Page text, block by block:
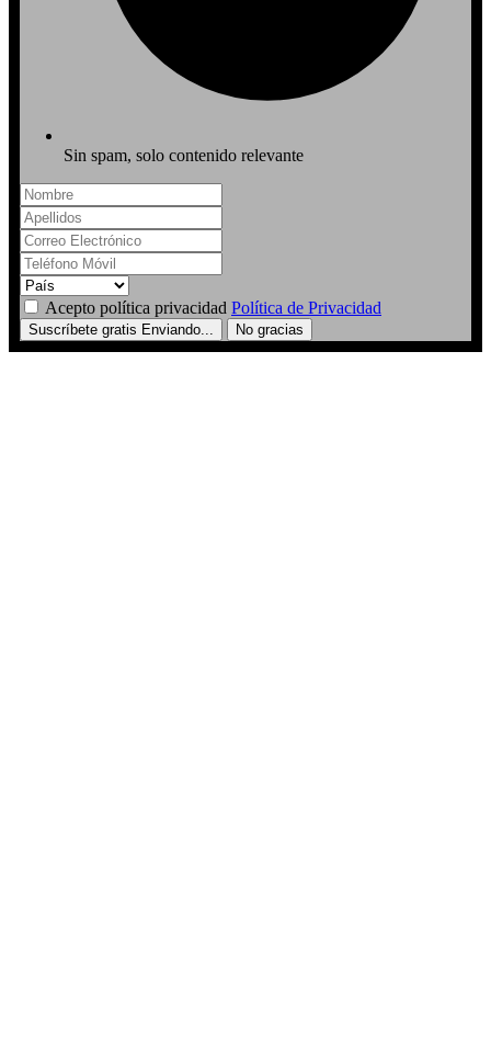
Sin spam, solo contenido relevante
Acepto política privacidad Política de Privacidad
Suscríbete gratis Enviando... No gracias